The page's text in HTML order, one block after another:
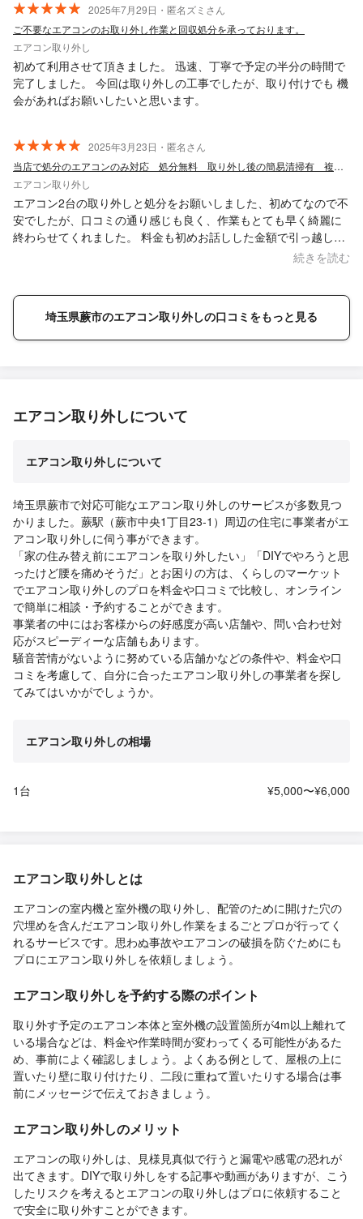
2025年7月29日・匿名ズミさん
ご不要なエアコンのお取り外し作業と回収処分を承っております。
エアコン取り外し
初めて利用させて頂きました。 迅速、丁寧で予定の半分の時間で
完了しました。 今回は取り外しの工事でしたが、取り付けでも 機
会があればお願いしたいと思います。
2025年3月23日・匿名さん
当店で処分のエアコンのみ対応 処分無料 取り外し後の簡易清掃有 複数台割引有
エアコン取り外し
エアコン2台の取り外しと処分をお願いしました、初めてなので不
安でしたが、口コミの通り感じも良く、作業もとても早く綺麗に
終わらせてくれました。 料金も初めお話しした金額で引っ越しで
お金が掛かるので安くて有り難かったです。 口コミで選んで良か
続きを読む
埼玉県蕨市のエアコン取り外しの口コミをもっと見る
エアコン取り外しについて
エアコン取り外しについて
埼玉県蕨市で対応可能なエアコン取り外しのサービスが多数見つ
かりました。蕨駅（蕨市中央1丁目23-1）周辺の住宅に事業者がエ
アコン取り外しに伺う事ができます。
「家の住み替え前にエアコンを取り外したい」「DIYでやろうと思
ったけど腰を痛めそうだ」とお困りの方は、くらしのマーケット
でエアコン取り外しのプロを料金や口コミで比較し、オンライン
で簡単に相談・予約することができます。
事業者の中にはお客様からの好感度が高い店舗や、問い合わせ対
応がスピーディーな店舗もあります。
騒音苦情がないように努めている店舗かなどの条件や、料金や口
コミを考慮して、自分に合ったエアコン取り外しの事業者を探し
てみてはいかがでしょうか。
エアコン取り外しの相場
1台 ¥5,000〜¥6,000
エアコン取り外しとは
エアコンの室内機と室外機の取り外し、配管のために開けた穴の
穴埋めを含んだエアコン取り外し作業をまるごとプロが行ってく
れるサービスです。思わぬ事故やエアコンの破損を防ぐためにも
プロにエアコン取り外しを依頼しましょう。
エアコン取り外しを予約する際のポイント
取り外す予定のエアコン本体と室外機の設置箇所が4m以上離れて
いる場合などは、料金や作業時間が変わってくる可能性があるた
め、事前によく確認しましょう。よくある例として、屋根の上に
置いたり壁に取り付けたり、二段に重ねて置いたりする場合は事
前にメッセージで伝えておきましょう。
エアコン取り外しのメリット
エアコンの取り外しは、見様見真似で行うと漏電や感電の恐れが
出てきます。DIYで取り外しをする記事や動画がありますが、こう
したリスクを考えるとエアコンの取り外しはプロに依頼すること
で安全に取り外すことができます。